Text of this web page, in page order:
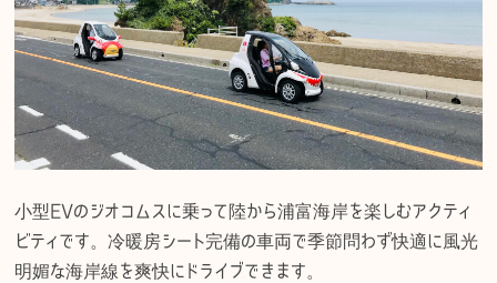
小型EVのジオコムスに乗って陸から浦富海岸を楽しむアクティ
ビティです。冷暖房シート完備の車両で季節問わず快適に風光
明媚な海岸線を爽快にドライブできます。